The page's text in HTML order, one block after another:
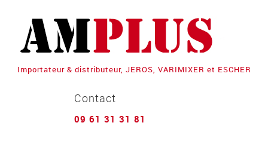
Importateur & distributeur, JEROS, VARIMIXER et ESCHER
Contact
09 61 31 31 81